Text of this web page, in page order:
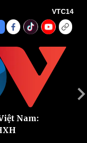
VTC14
Nam: